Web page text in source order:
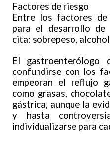
Factores de riesgo
Entre los factores de
para el desarrollo de
cita: sobrepeso,
El gastroenterólogo
confundirse con los
empeoran el reflujo
como grasas,
gástrica, aunque la
y hasta
individualizarse para